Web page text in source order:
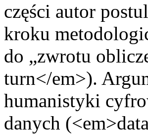
części autor
kroku
do „zwrotu
turn</em>).
humanistyki
danych